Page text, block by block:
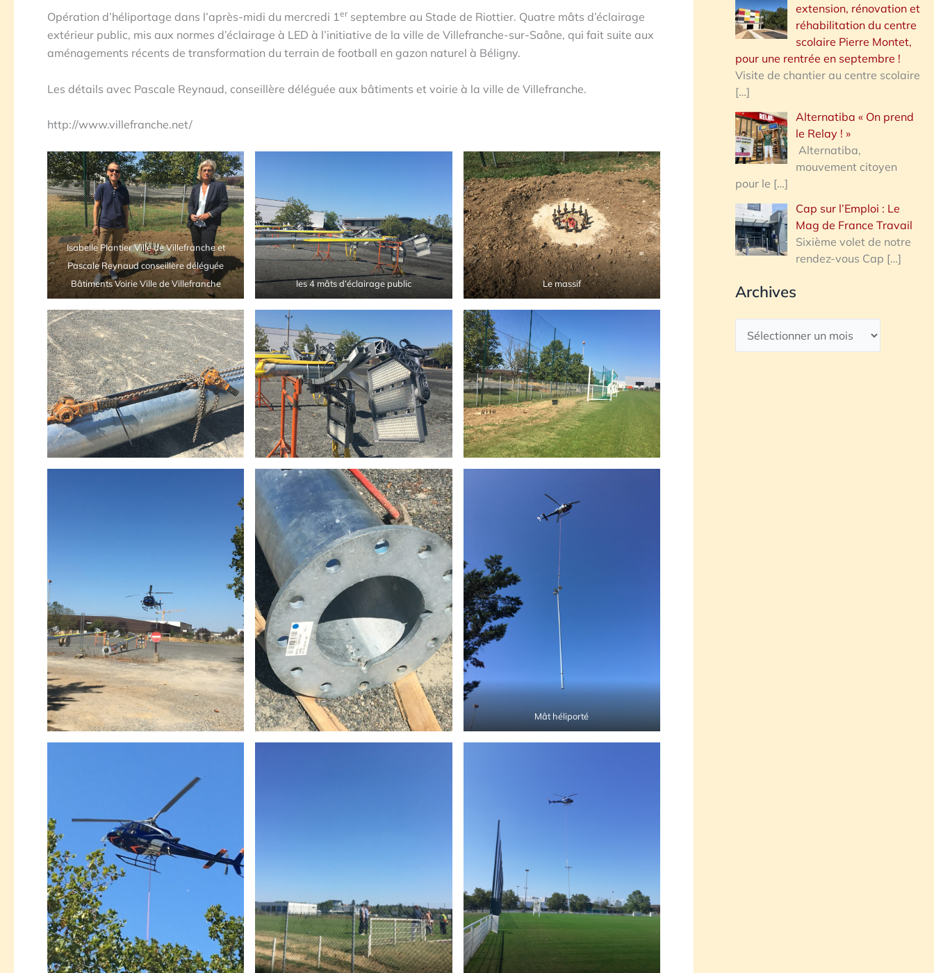
Opération d’héliportage dans l’après-midi du mercredi 1erseptembre au Stade de Riottier. Quatre mâts d’éclairage
extérieur public, mis aux normes d’éclairage à LED à l’initiative de la ville de Villefranche-sur-Saône, qui fait suite aux
aménagements récents de transformation du terrain de football en gazon naturel à Béligny.
Les détails avec Pascale Reynaud, conseillère déléguée aux bâtiments et voirie à la ville de Villefranche.
http://www.villefranche.net/
Isabelle Plantier Ville de Villefranche et
Pascale Reynaud conseillère déléguée
Bâtiments Voirie Ville de Villefranche
les 4 mâts d’éclairage public Le massif
Mât héliporté
extension, rénovation et
réhabilitation du centre
scolaire Pierre Montet,
pour une rentrée en septembre !
Visite de chantier au centre scolaire
[…]
Alternatiba « On prend
le Relay ! »
Alternatiba,
mouvement citoyen
pour le […]
Cap sur l’Emploi : Le
Mag de France Travail
Sixième volet de notre
rendez-vous Cap […]
Archives